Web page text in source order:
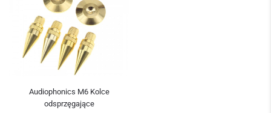
Audiophonics M6 Kolce
odsprzęgające